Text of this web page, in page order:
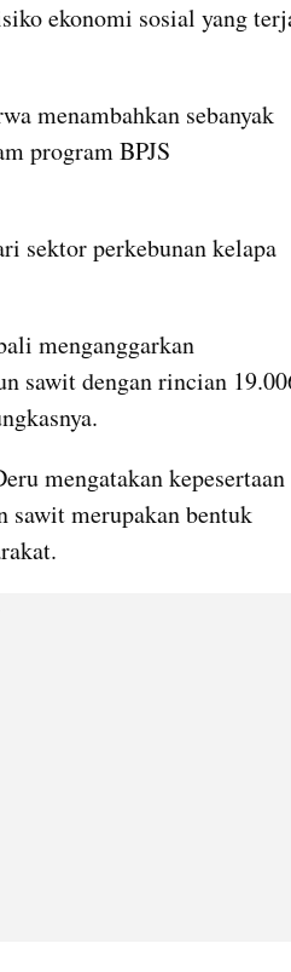
ekonomi sosial yang
menambahkan sebanyak
program BPJS
sektor perkebunan kelapa
menganggarkan
sawit dengan rincian
mengatakan kepesertaan
sawit merupakan bentuk